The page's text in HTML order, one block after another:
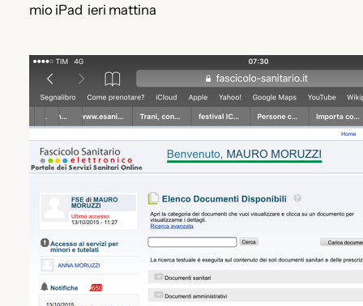
mio iPad ieri mattina